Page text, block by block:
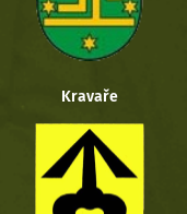
Kravaře